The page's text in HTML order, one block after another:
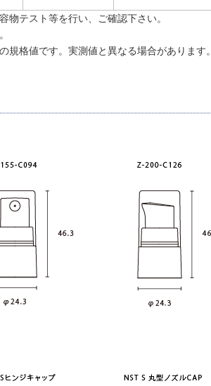
物テスト等を行い、ご確認下さい。
格値です。実測値と異なる場合があります。